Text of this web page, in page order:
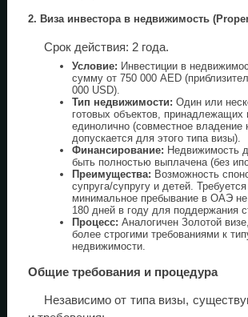
2. Виза инвестора в недвижимость
Срок действия: 2 года.
Условие: Инвестиции в
сумму от 750 000 AED
000 USD).
Тип недвижимости: Один или
готовых объектов, принадлежащих
единолично (совместное владение
допускается для этого типа визы).
Финансирование: Недвижимость
быть полностью выплачена (без
Преимущества: Возможность
супруга/супругу и детей. Требуется
минимальное пребывание в ОАЭ
180 дней в году для поддержания
Процесс: Аналогичен Золотой
более строгими требованиями к
недвижимости.
Общие требования и процедура
Независимо от типа визы,